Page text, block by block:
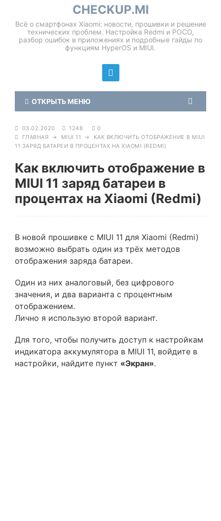
CHECKUP.MI
Всё о смартфонах Xiaomi: новости, прошивки и решение
технических проблем. Настройка Redmi и POCO,
разбор ошибок в приложениях и подробные гайды по
функциям HyperOS и MIUI.
ОТКРЫТЬ МЕНЮ
03.02.2020 1248
0
ГЛАВНАЯ → MIUI 11 →
КАК ВКЛЮЧИТЬ ОТОБРАЖЕНИЕ В MIUI
11 ЗАРЯД БАТАРЕИ В ПРОЦЕНТАХ НА XIAOMI (REDMI)
Как включить отображение в
MIUI 11 заряд батареи в
процентах на Xiaomi (Redmi)
В новой прошивке с MIUI 11 для Xiaomi (Redmi)
возможно выбрать один из трёх методов
отображения заряда батареи.
Один из них аналоговый, без цифрового
значения, и два варианта с процентным
отображением.
Лично я использую второй вариант.
Для того, чтобы получить доступ к настройкам
индикатора аккумулятора в MIUI 11, войдите в
настройки, найдите пункт «Экран».